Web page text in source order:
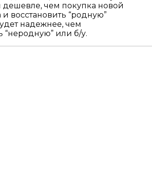
дешевле, чем покупка новой
и восстановить “родную”
надежнее, чем
“неродную” или б/у.